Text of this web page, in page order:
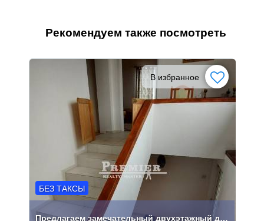
Рекомендуем также посмотреть
В избранное
БЕЗ ТАКСЫ
Предлагаем замечательный двухэтажный дом площадью 150 кв.м.